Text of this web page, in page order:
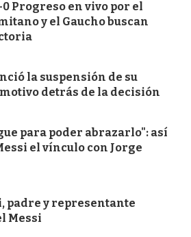
Progreso en vivo por el
y el Gaucho buscan
la suspensión de su
detrás de la decisión
para poder abrazarlo": así
el vínculo con Jorge
padre y representante
Messi